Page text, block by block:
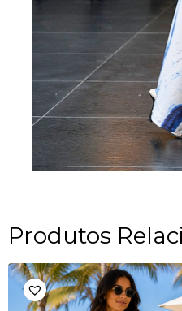
Produtos